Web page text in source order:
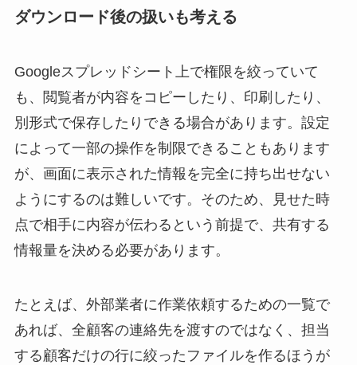
ダウンロード後の扱いも考える
Googleスプレッドシート上で権限を絞っていて
も、閲覧者が内容をコピーしたり、印刷したり、
別形式で保存したりできる場合があります。設定
によって一部の操作を制限できることもあります
が、画面に表示された情報を完全に持ち出せない
ようにするのは難しいです。そのため、見せた時
点で相手に内容が伝わるという前提で、共有する
情報量を決める必要があります。
たとえば、外部業者に作業依頼するための一覧で
あれば、全顧客の連絡先を渡すのではなく、担当
する顧客だけの行に絞ったファイルを作るほうが